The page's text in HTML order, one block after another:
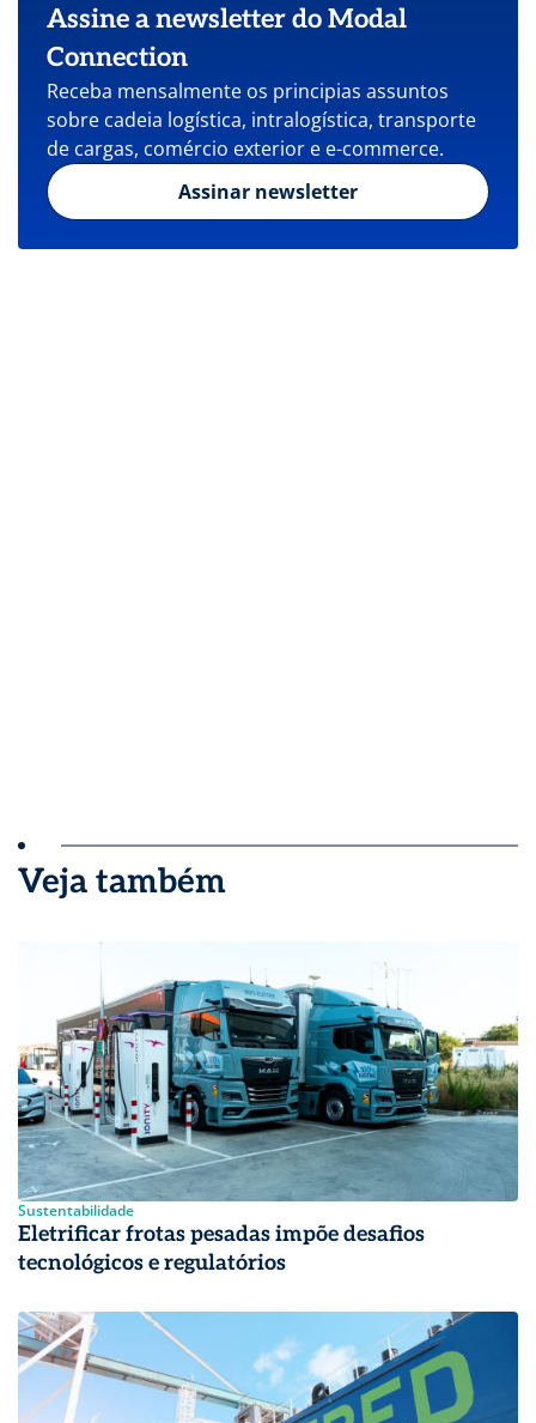
Assine a newsletter do Modal
Connection
Receba mensalmente os principias assuntos
sobre cadeia logística, intralogística, transporte
de cargas, comércio exterior e e-commerce.
Assinar newsletter
Veja também
Sustentabilidade
Eletrificar frotas pesadas impõe desafios
tecnológicos e regulatórios